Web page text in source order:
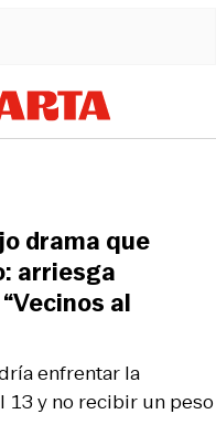
enfrentar la
13 y no recibir un peso
drama que
arriesga
al